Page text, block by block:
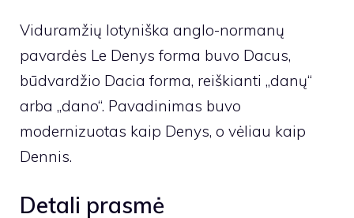
Viduramžių lotyniška anglo-normanų
pavardės Le Denys forma buvo Dacus,
būdvardžio Dacia forma, reiškianti „danų“
arba „dano“. Pavadinimas buvo
modernizuotas kaip Denys, o vėliau kaip
Dennis.
Detali prasmė